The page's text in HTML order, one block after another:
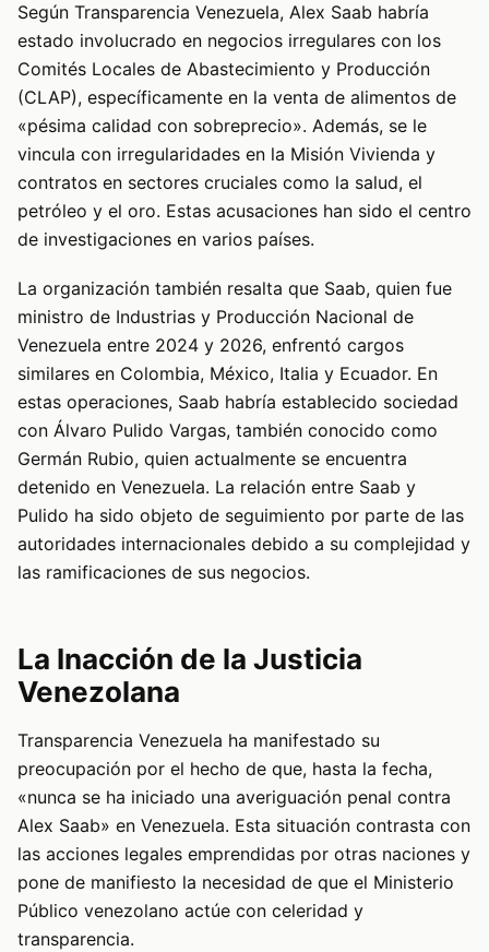
Según Transparencia Venezuela, Alex Saab habría
estado involucrado en negocios irregulares con los
Comités Locales de Abastecimiento y Producción
(CLAP), específicamente en la venta de alimentos de
«pésima calidad con sobreprecio». Además, se le
vincula con irregularidades en la Misión Vivienda y
contratos en sectores cruciales como la salud, el
petróleo y el oro. Estas acusaciones han sido el centro
de investigaciones en varios países.
La organización también resalta que Saab, quien fue
ministro de Industrias y Producción Nacional de
Venezuela entre 2024 y 2026, enfrentó cargos
similares en Colombia, México, Italia y Ecuador. En
estas operaciones, Saab habría establecido sociedad
con Álvaro Pulido Vargas, también conocido como
Germán Rubio, quien actualmente se encuentra
detenido en Venezuela. La relación entre Saab y
Pulido ha sido objeto de seguimiento por parte de las
autoridades internacionales debido a su complejidad y
las ramificaciones de sus negocios.
La Inacción de la Justicia
Venezolana
Transparencia Venezuela ha manifestado su
preocupación por el hecho de que, hasta la fecha,
«nunca se ha iniciado una averiguación penal contra
Alex Saab» en Venezuela. Esta situación contrasta con
las acciones legales emprendidas por otras naciones y
pone de manifiesto la necesidad de que el Ministerio
Público venezolano actúe con celeridad y
transparencia.